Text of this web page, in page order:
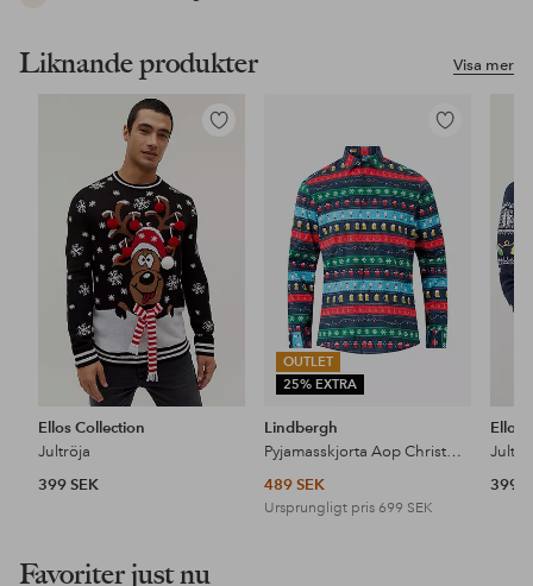
Visa mer
Liknande produkter
Lägg
Ellos Collection
Jultröja
399 SEK
OUTLET
25% EXTRA
Lägg
favoriter
Lindbergh
Pyjamasskjorta Aop Christmas Shirt L/S
489 SEK
Ursprungligt pris 699 SEK
Ellos
399
Favoriter just nu